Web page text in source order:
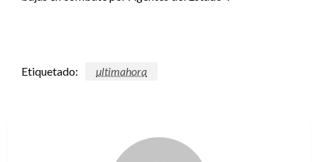
Etiquetado: ultimahora